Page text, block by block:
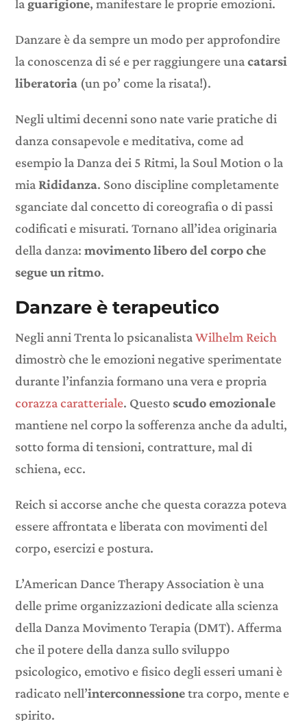
la guarigione, manifestare le proprie emozioni.
Danzare è da sempre un modo per approfondire
la conoscenza di sé e per raggiungere unacatarsi
liberatoria (un po’ come la risata!).
Negli ultimi decenni sono nate varie pratiche di
danza consapevole e meditativa, come ad
esempio la Danza dei 5 Ritmi, la Soul Motion o la
miaRididanza. Sono discipline completamente
sganciate dal concetto di coreografia o di passi
codificati e misurati. Tornano all’idea originaria
della danza: movimento libero del corpo che
segue un ritmo.
Danzare è terapeutico
Negli anni Trenta lo psicanalistaWilhelm Reich
dimostrò che le emozioni negative sperimentate
durante l’infanzia formano una vera e propria
corazza caratteriale. Questoscudo emozionale
mantiene nel corpo la sofferenza anche da adulti,
sotto forma di tensioni, contratture, mal di
schiena, ecc.
Reich si accorse anche che questa corazza poteva
essere affrontata e liberata con movimenti del
corpo, esercizi e postura.
L’American Dance Therapy Association è una
delle prime organizzazioni dedicate alla scienza
della Danza Movimento Terapia (DMT). Afferma
che il potere della danza sullo sviluppo
psicologico, emotivo e fisico degli esseri umani è
radicato nell’interconnessionetra corpo, mente e
spirito.